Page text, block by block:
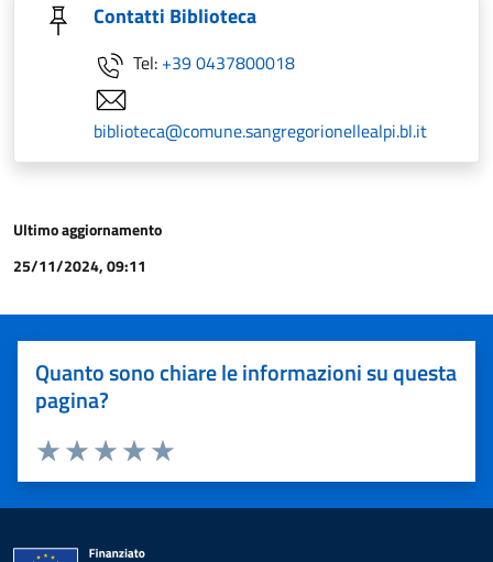
Contatti Biblioteca
Tel: +39 0437800018
biblioteca@comune.sangregorionellealpi.bl.it
Ultimo aggiornamento
25/11/2024, 09:11
Quanto sono chiare le informazioni su questa
pagina?
Valuta 5 stelle su 5
Valuta 4 stelle su 5
Valuta 3 stelle su 5
Valuta 2 stelle su 5
Valuta 1 stelle su 5